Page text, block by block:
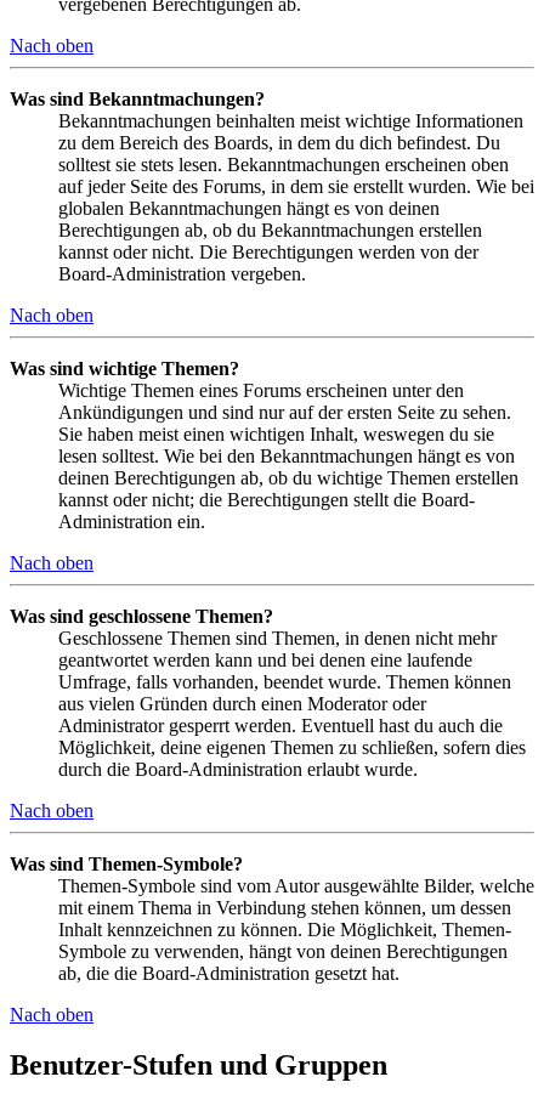
Nach oben
Was sind Bekanntmachungen?
Bekanntmachungen beinhalten meist wichtige Informationen
zu dem Bereich des Boards, in dem du dich befindest. Du
solltest sie stets lesen. Bekanntmachungen erscheinen oben
auf jeder Seite des Forums, in dem sie erstellt wurden. Wie bei
globalen Bekanntmachungen hängt es von deinen
Berechtigungen ab, ob du Bekanntmachungen erstellen
kannst oder nicht. Die Berechtigungen werden von der
Board-Administration vergeben.
Nach oben
Was sind wichtige Themen?
Wichtige Themen eines Forums erscheinen unter den
Ankündigungen und sind nur auf der ersten Seite zu sehen.
Sie haben meist einen wichtigen Inhalt, weswegen du sie
lesen solltest. Wie bei den Bekanntmachungen hängt es von
deinen Berechtigungen ab, ob du wichtige Themen erstellen
kannst oder nicht; die Berechtigungen stellt die Board-
Administration ein.
Nach oben
Was sind geschlossene Themen?
Geschlossene Themen sind Themen, in denen nicht mehr
geantwortet werden kann und bei denen eine laufende
Umfrage, falls vorhanden, beendet wurde. Themen können
aus vielen Gründen durch einen Moderator oder
Administrator gesperrt werden. Eventuell hast du auch die
Möglichkeit, deine eigenen Themen zu schließen, sofern dies
durch die Board-Administration erlaubt wurde.
Nach oben
Was sind Themen-Symbole?
Themen-Symbole sind vom Autor ausgewählte Bilder, welche
mit einem Thema in Verbindung stehen können, um dessen
Inhalt kennzeichnen zu können. Die Möglichkeit, Themen-
Symbole zu verwenden, hängt von deinen Berechtigungen
ab, die die Board-Administration gesetzt hat.
Nach oben
Benutzer-Stufen und Gruppen